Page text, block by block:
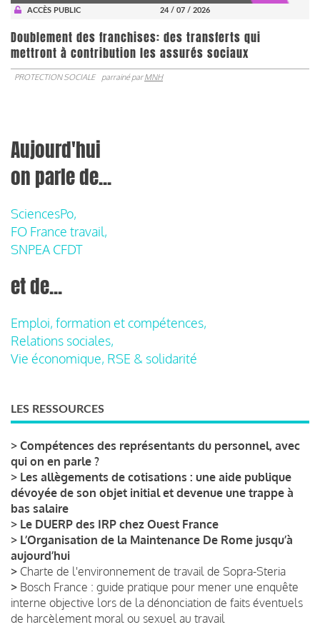
ACCÈS PUBLIC
24 / 07 / 2026
Doublement des franchises: des transferts qui
mettront à contribution les assurés sociaux
PROTECTION SOCIALE parrainé parMNH
Aujourd'hui
on parle de...
SciencesPo,
FO France travail,
SNPEA CFDT
et de...
Emploi, formation et compétences,
Relations sociales,
Vie économique, RSE & solidarité
LES RESSOURCES
> Compétences des représentants du personnel, avec
qui on en parle ?
> Les allègements de cotisations : une aide publique
dévoyée de son objet initial et devenue une trappe à
bas salaire
> Le DUERP des IRP chez Ouest France
> L’Organisation de la Maintenance De Rome jusqu’à
aujourd’hui
> Charte de l'environnement de travail de Sopra-Steria
> Bosch France : guide pratique pour mener une enquête
interne objective lors de la dénonciation de faits éventuels
de harcèlement moral ou sexuel au travail